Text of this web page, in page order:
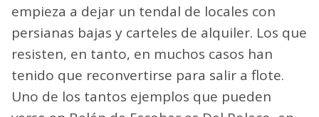
empieza a dejar un tendal de locales con
persianas bajas y carteles de alquiler. Los que
resisten, en tanto, en muchos casos han
tenido que reconvertirse para salir a flote.
Uno de los tantos ejemplos que pueden